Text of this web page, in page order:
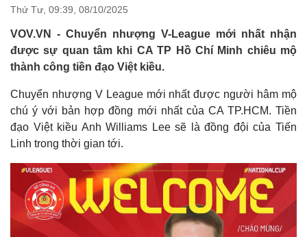
Thứ Tư, 09:39, 08/10/2025
VOV.VN - Chuyển nhượng V-League mới nhất nhận
được sự quan tâm khi CA TP Hồ Chí Minh chiêu mộ
thành công tiền đạo Việt kiều.
Chuyển nhượng V League mới nhất được người hâm mộ
chú ý với bản hợp đồng mới nhất của CA TP.HCM. Tiền
đạo Việt kiều Anh Williams Lee sẽ là đồng đội của Tiến
Linh trong thời gian tới.